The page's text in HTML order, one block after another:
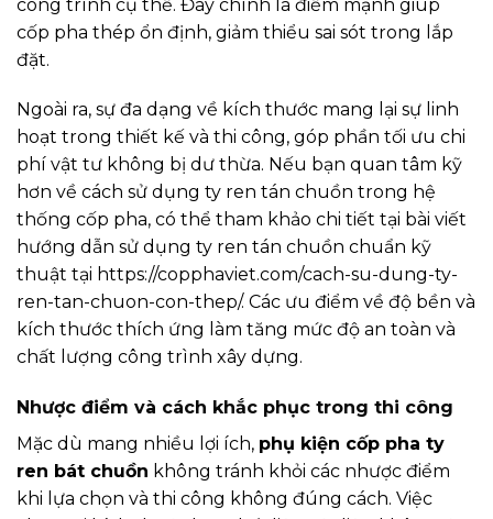
công trình cụ thể. Đây chính là điểm mạnh giúp
cốp pha thép ổn định, giảm thiểu sai sót trong lắp
đặt.
Ngoài ra, sự đa dạng về kích thước mang lại sự linh
hoạt trong thiết kế và thi công, góp phần tối ưu chi
phí vật tư không bị dư thừa. Nếu bạn quan tâm kỹ
hơn về cách sử dụng ty ren tán chuồn trong hệ
thống cốp pha, có thể tham khảo chi tiết tại bài viết
hướng dẫn sử dụng ty ren tán chuồn chuẩn kỹ
thuật tại https://copphaviet.com/cach-su-dung-ty-
ren-tan-chuon-con-thep/. Các ưu điểm về độ bền và
kích thước thích ứng làm tăng mức độ an toàn và
chất lượng công trình xây dựng.
Nhược điểm và cách khắc phục trong thi công
Mặc dù mang nhiều lợi ích, phụ kiện cốp pha ty
ren bát chuồn không tránh khỏi các nhược điểm
khi lựa chọn và thi công không đúng cách. Việc